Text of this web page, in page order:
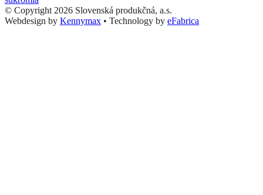
© Copyright 2026 Slovenská produkčná, a.s.
Webdesign by Kennymax • Technology by eFabrica